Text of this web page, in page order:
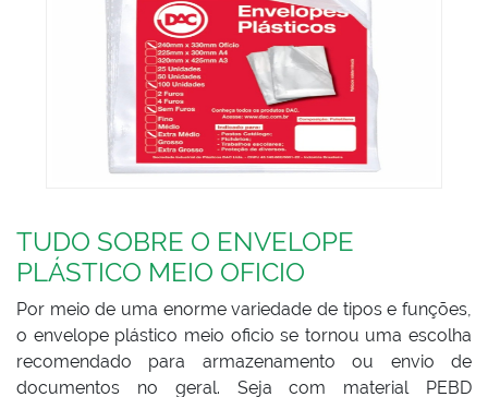
TUDO SOBRE O ENVELOPE
PLÁSTICO MEIO OFICIO
Por meio de uma enorme variedade de tipos e funções,
o envelope plástico meio oficio se tornou uma escolha
recomendado para armazenamento ou envio de
documentos no geral. Seja com material PEBD